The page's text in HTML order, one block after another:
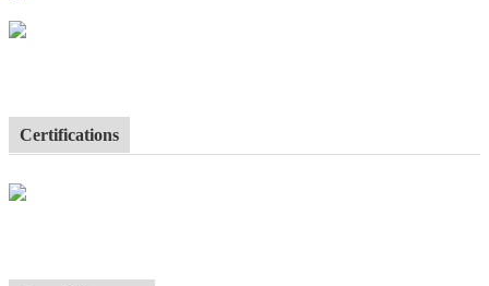
Certifications